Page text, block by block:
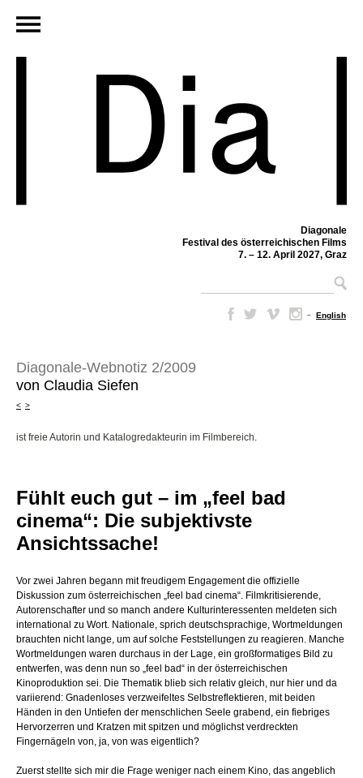
Diagonale
Festival des österreichischen Films
7. – 12. April 2027, Graz
– English
Diagonale-Webnotiz 2/2009
von Claudia Siefen
< >
ist freie Autorin und Katalogredakteurin im Filmbereich.
Fühlt euch gut – im „feel bad
cinema“: Die subjektivste
Ansichtssache!
Vor zwei Jahren begann mit freudigem Engagement die offizielle
Diskussion zum österreichischen „feel bad cinema“. Filmkritisierende,
Autorenschafter und so manch andere Kulturinteressenten meldeten sich
international zu Wort. Nationale, sprich deutschsprachige, Wortmeldungen
brauchten nicht lange, um auf solche Feststellungen zu reagieren. Manche
Wortmeldungen waren durchaus in der Lage, ein großformatiges Bild zu
entwerfen, was denn nun so „feel bad“ in der österreichischen
Kinoproduktion sei. Die Thematik blieb sich relativ gleich, nur hier und da
variierend: Gnadenloses verzweifeltes Selbstreflektieren, mit beiden
Händen in den Untiefen der menschlichen Seele grabend, ein fiebriges
Hervorzerren und Kratzen mit spitzen und möglichst verdreckten
Fingernägeln von, ja, von was eigentlich?
Zuerst stellte sich mir die Frage weniger nach einem Kino, das angeblich